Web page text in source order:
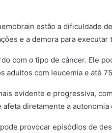
estão a dificuldade
e a demora para executar
com o tipo de câncer. Ele
adultos com leucemia e até
evidente e progressiva,
diretamente a autonomia
provocar episódios de